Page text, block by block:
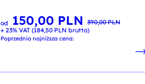
od 390,00PLN
Pierwotna
cena
wynosiła:
390,00 PLN.
150,00 PLN
Aktualna
cena
wynosi:
150,00 PLN.
+ 23% VAT (184,50 PLN brutto)
Poprzednia najniższa cena: